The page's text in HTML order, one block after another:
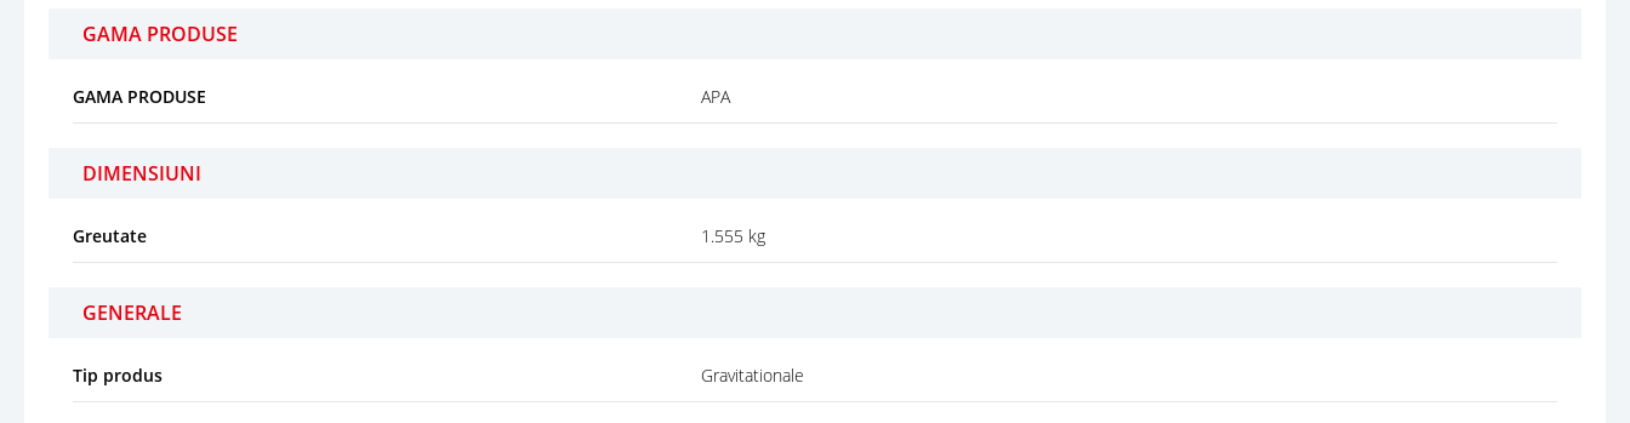
GAMA PRODUSE
GAMA PRODUSE APA
DIMENSIUNI
Greutate 1.555 kg
GENERALE
Tip produs Gravitationale